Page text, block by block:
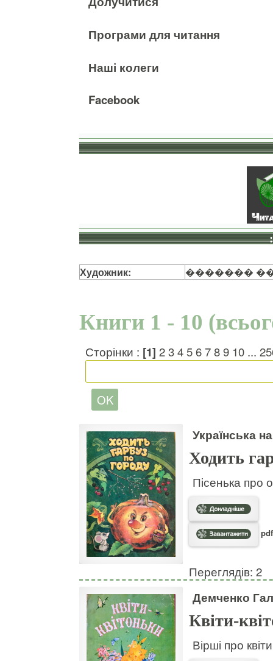
Програми для читання
Наші колеги
Facebook
Художник: �������
Книги 1 - 10
Сторінки : [1] 23456789 10 ...
Українська
Ходить
Пісенька про
Переглядів: 2
Демченко
Квіти-
Вірші про